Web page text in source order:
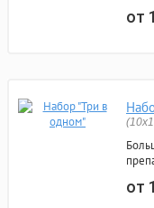
от
от